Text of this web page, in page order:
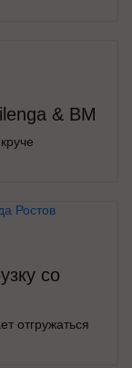
& BM
со
отгружаться